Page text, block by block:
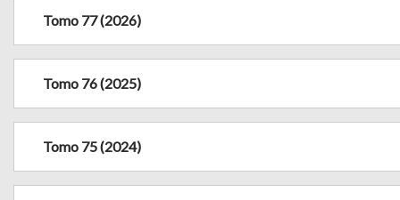
Tomo 77 (2026)
Tomo 76 (2025)
Tomo 75 (2024)